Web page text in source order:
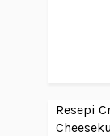
Resepi